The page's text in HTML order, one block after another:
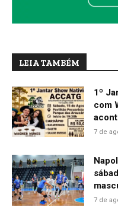
LEIA TAMBÉM
1º
com
7 de
7 de